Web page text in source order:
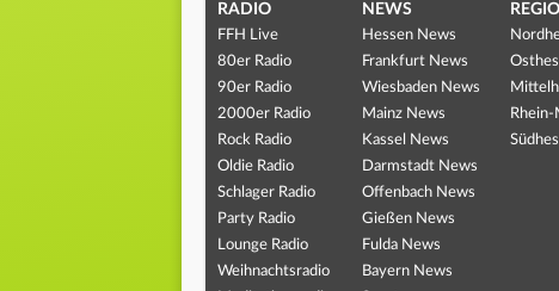
RADIO
FFH Live
80er Radio
90er Radio
2000er Radio
Rock Radio
Oldie Radio
Schlager Radio
Party Radio
Lounge Radio
Weihnachtsradio
NEWS
Hessen News
Frankfurt News
Wiesbaden News
Mainz News
Kassel News
Darmstadt News
Offenbach News
Gießen News
Fulda News
Bayern News